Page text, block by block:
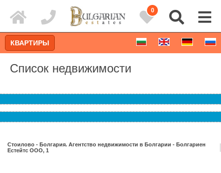
0
КВАРТИРЫ
Список недвижимости
Стоилово - Болгария. Агентство недвижимости в Болгарии - Болгариен
Естейтс ООО, 1